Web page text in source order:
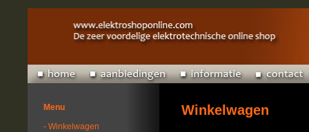
Menu
- Winkelwagen
Winkelwagen